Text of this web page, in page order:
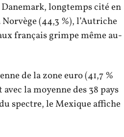
longtemps cité en
(44,3 %), l’Autriche
français grimpe même au-
de la zone euro (41,7 %
la moyenne des 38 pays
spectre, le Mexique affiche